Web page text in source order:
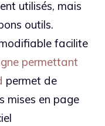
utilisés, mais
outils.
facilite
permettant
permet de
mises en page